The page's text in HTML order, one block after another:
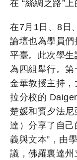
在 “絲綢之路”
在7月1日、8日
論壇也為學員
平臺。此次學
為四組舉行。第
金華教授主持
拉分校的
楚媛和賓夕法
達）分享了自己
義與文本”，由
議，佛羅裏達